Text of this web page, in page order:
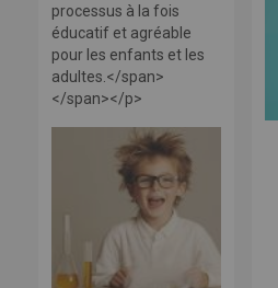
processus à la fois
éducatif et agréable
pour les enfants et les
adultes.</span>
</span></p>